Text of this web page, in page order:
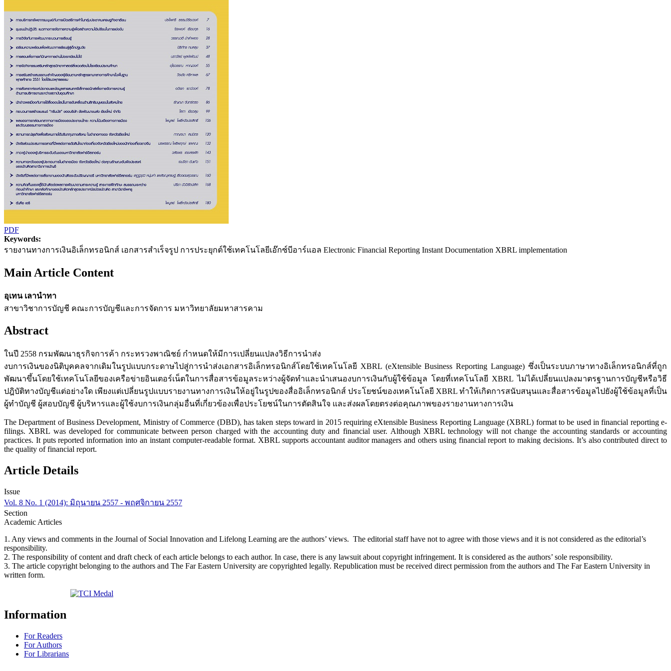
PDF
Keywords:
รายงานทางการเงินอิเล็กทรอนิกส์ เอกสารสำเร็จรูป การประยุกต์ใช้เทคโนโลยีเอ๊กซ์บีอาร์แอล Electronic Financial Reporting Instant Documentation XBRL implementation
Main Article Content
อุเทน เลานำทา
สาขาวิชาการบัญชี คณะการบัญชีและการจัดการ มหาวิทยาลัยมหาสารคาม
Abstract
ในปี 2558 กรมพัฒนาธุรกิจการค้า กระทรวงพาณิชย์ กำหนดให้มีการเปลี่ยนแปลงวิธีการนำส่ง
งบการเงินของนิติบุคคลจากเดิมในรูปแบบกระดาษไปสู่การนำส่งเอกสารอิเล็กทรอนิกส์โดยใช้เทคโนโลยี XBRL (eXtensible Business Reporting Language) ซึ่งเป็นระบบภาษาทางอิเล็กทรอนิกส์ที่ถูก
พัฒนาขึ้นโดยใช้เทคโนโลยีของเครือข่ายอินเตอร์เน็ตในการสื่อสารข้อมูลระหว่างผู้จัดทำและนำเสนองบการเงินกับผู้ใช้ข้อมูล โดยที่เทคโนโลยี XBRL ไม่ได้เปลี่ยนแปลงมาตรฐานการบัญชีหรือวิธี
ปฎิบัติทางบัญชีแต่อย่างใด เพียงแต่เปลี่ยนรูปแบบรายงานทางการเงินให้อยู่ในรูปของสื่ออิเล็กทรอนิกส์ ประโยชน์ของเทคโนโลยี XBRL ทำให้เกิดการสนับสนุนและสื่อสารข้อมูลไปยังผู้ใช้ข้อมูลที่เป็น
ผู้ทำบัญชี ผู้สอบบัญชี ผู้บริหารและผู้ใช้งบการเงินกลุ่มอื่นที่เกี่ยวข้องเพื่อประโยชน์ในการตัดสินใจ และส่งผลโดยตรงต่อคุณภาพของรายงานทางการเงิน
The Department of Business Development, Ministry of Commerce (DBD), has taken steps toward in 2015 requiring eXtensible Business Reporting Language (XBRL) format to be used in financial reporting e-
filings. XBRL was developed for communicate between person charged with the accounting duty and financial user. Although XBRL technology will not change the accounting standards or accounting
practices. It puts reported information into an instant computer-readable format. XBRL supports accountant auditor managers and others using financial report to making decisions. It’s also contributed direct to
the quality of financial report.
Article Details
Issue
Vol. 8 No. 1 (2014): มิถุนายน 2557 - พฤศจิกายน 2557
Section
Academic Articles
1. Any views and comments in the Journal of Social Innovation and Lifelong Learning are the authors’ views. The editorial staff have not to agree with those views and it is not considered as the editorial’s
responsibility.
2. The responsibility of content and draft check of each article belongs to each author. In case, there is any lawsuit about copyright infringement. It is considered as the authors’ sole responsibility.
3. The article copyright belonging to the authors and The Far Eastern University are copyrighted legally. Republication must be received direct permission from the authors and The Far Eastern University in
written form.
Information
For Readers
For Authors
For Librarians